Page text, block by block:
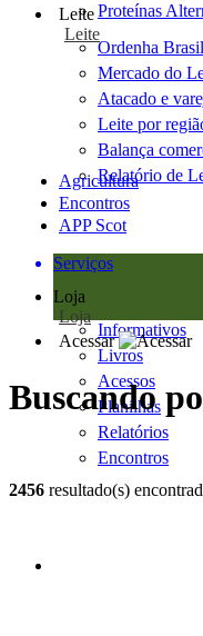
Proteínas
Leite
Leite
Ordenha Brasil
Mercado do
Atacado e
Leite por
Balança
Relatório de
Agricultura
Encontros
APP Scot
Serviços
Loja
Loja
Informativos
Livros
Acessos
Planilhas
Relatórios
Encontros
Acessar
Buscando
2456 resultado(s)